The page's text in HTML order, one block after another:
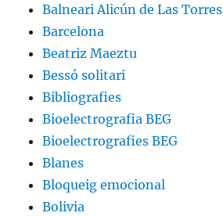
Balneari Alicún de Las Torres
Barcelona
Beatriz Maeztu
Bessó solitari
Bibliografies
Bioelectrografia BEG
Bioelectrografies BEG
Blanes
Bloqueig emocional
Bolivia